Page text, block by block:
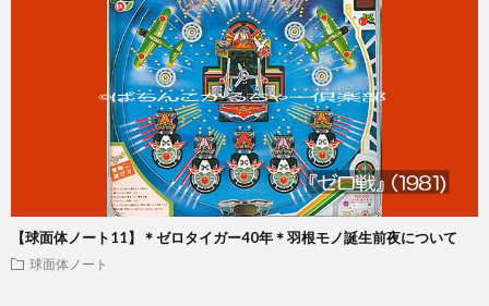
【球面体ノート11】＊ゼロタイガー40年＊羽根モノ誕生前夜について
球面体ノート